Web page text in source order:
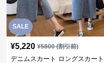
SALE
¥5,220 ¥5800(割引前)
デニムスカート ロングスカート